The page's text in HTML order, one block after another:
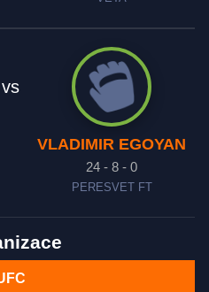
vs
VLADIMIR EGOYAN
24 - 8 - 0
PERESVET FT